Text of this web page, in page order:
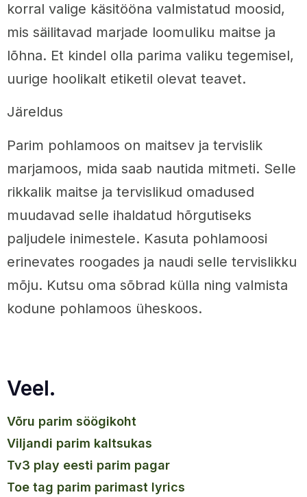
korral valige käsitööna valmistatud moosid,
mis säilitavad marjade loomuliku maitse ja
lõhna. Et kindel olla parima valiku tegemisel,
uurige hoolikalt etiketil olevat teavet.
Järeldus
Parim pohlamoos on maitsev ja tervislik
marjamoos, mida saab nautida mitmeti. Selle
rikkalik maitse ja tervislikud omadused
muudavad selle ihaldatud hõrgutiseks
paljudele inimestele. Kasuta pohlamoosi
erinevates roogades ja naudi selle tervislikku
mõju. Kutsu oma sõbrad külla ning valmista
kodune pohlamoos üheskoos.
Veel.
võru parim söögikoht
viljandi parim kaltsukas
tv3 play eesti parim pagar
toe tag parim parimast lyrics